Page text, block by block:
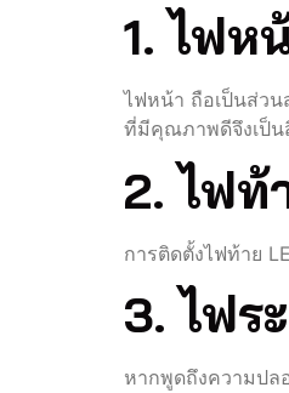
1. ไฟห
ไฟหน้า ถือเป็นส่ว
ที่มีคุณภาพดีจึงเป็
2. ไฟท้
การติดตั้งไฟท้าย
3. ไฟร
หากพูดถึงความปล